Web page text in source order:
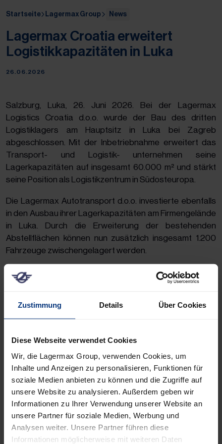
Zustimmung Details Über Cookies
Diese Webseite verwendet Cookies
Wir, die Lagermax Group, verwenden Cookies, um
Inhalte und Anzeigen zu personalisieren, Funktionen für
soziale Medien anbieten zu können und die Zugriffe auf
unsere Website zu analysieren. Außerdem geben wir
Informationen zu Ihrer Verwendung unserer Website an
unsere Partner für soziale Medien, Werbung und
Analysen weiter. Unsere Partner führen diese
Informationen möglicherweise mit weiteren Daten
Startseite Lagermax Group News
Lagermax Croatia erweitert
Logistikkapazitäten in Luka
26.06.2026
Salzburg, Luka, 26. Juni 2026. Bei der Lagermax
Logistics Croatia d.o.o. wurde der Bau des dritten
Logistiklagers am Hauptsitz in Luka bei Zagreb
abgeschlossen. Mit der Inbetriebnahme erweitert das
Transport- und Logistik- unternehmen seine
Lagerkapazitäten auf insgesamt 60.000 m² und stärkt
seine Position als Logistikzentrum in Südosteuropa.
Die Lagermax Autotransport d.o.o. investierte ebenfalls
in den Ausbau ihrer Lagerkapazitäten am Firmengelände
in Luka. Durch die Erweiterung der bestehenden
Abstellflächen können nun zusätzlich insgesamt 1.200
Fahrzeuge zwischengelagert werden.
Nachhaltige Logistik mit höchster BREEAM-
Auszeichnung
Das neue Warehouse wurde nach dem international
anerkannten BREEAM-Nachhaltigkeitsstandard
„Ausgezeichnet“. Damit sichert Lagermax Croatia hohe
Standards bei Energieeffizienz, Ressourcenschonung
und nachhaltiger Bauweise und unterstreicht ihren
Anspruch, weiterhin moderne Lagerlogistik zu bieten.
Supply Chain Wachstum durch neue Kapazitäten
„Mit dem Ausbau unserer Infrastruktur investieren wir in
die Zukunft unseres Standorts. Die neuen Kapazitäten